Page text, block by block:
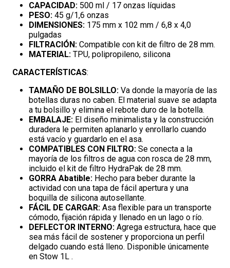
CAPACIDAD: 500 ml / 17 onzas líquidas
PESO: 45 g/1,6 onzas
DIMENSIONES: 175 mm x 102 mm / 6,8 x 4,0
pulgadas
FILTRACIÓN: Compatible con kit de filtro de 28 mm.
MATERIAL: TPU, polipropileno, silicona
CARACTERÍSTICAS:
TAMAÑO DE BOLSILLO: Va donde la mayoría de las
botellas duras no caben. El material suave se adapta
a tu bolsillo y elimina el rebote duro de la botella.
EMBALAJE: El diseño minimalista y la construcción
duradera le permiten aplanarlo y enrollarlo cuando
está vacío y guardarlo en el asa.
COMPATIBLES CON FILTRO: Se conecta a la
mayoría de los filtros de agua con rosca de 28 mm,
incluido el kit de filtro HydraPak de 28 mm.
GORRA Abatible: Hecho para beber durante la
actividad con una tapa de fácil apertura y una
boquilla de silicona autosellante.
FÁCIL DE CARGAR: Asa flexible para un transporte
cómodo, fijación rápida y llenado en un lago o río.
DEFLECTOR INTERNO: Agrega estructura, hace que
sea más fácil de sostener y proporciona un perfil
delgado cuando está lleno. Disponible únicamente
en Stow 1L .